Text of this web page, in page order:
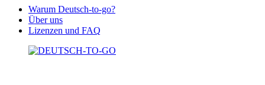
Warum Deutsch-to-go?
Über uns
Lizenzen und FAQ